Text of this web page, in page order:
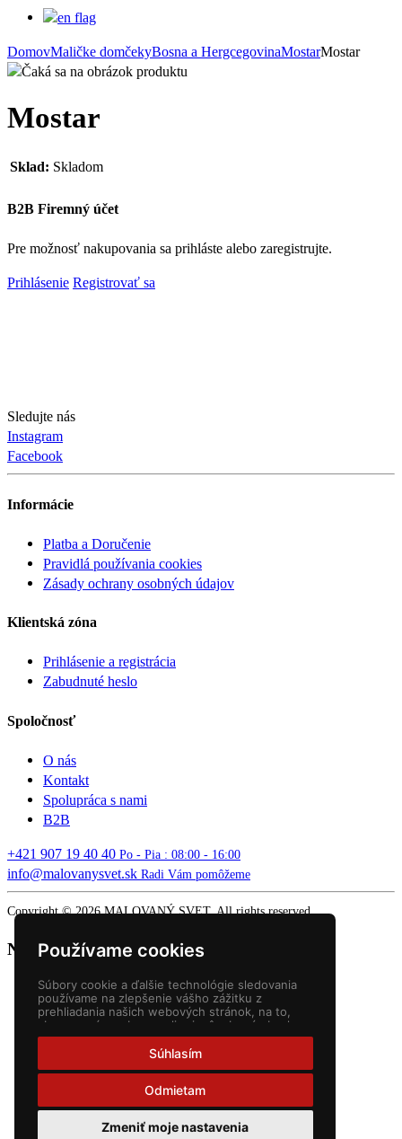
Používame cookies
Súbory cookie a ďalšie technológie sledovania
používame na zlepšenie vášho zážitku z
prehliadania našich webových stránok, na to,
aby sme vám zobrazovali prispôsobený obsah a
cielené reklamy, na analýzu návštevnosti našich
webových stránok a na pochopenie toho, odkiaľ
naši návštevníci prichádzajú.
Súhlasím
Odmietam
Zmeniť moje nastavenia
DomovMaličke domčekyBosna a HergcegovinaMostarMostar
Mostar
Sklad: Skladom
B2B Firemný účet
Pre možnosť nakupovania sa prihláste alebo zaregistrujte.
Prihlásenie Registrovať sa
Sledujte nás
Instagram
Facebook
Informácie
Platba a Doručenie
Pravidlá používania cookies
Zásady ochrany osobných údajov
Klientská zóna
Prihlásenie a registrácia
Zabudnuté heslo
Spoločnosť
O nás
Kontakt
Spolupráca s nami
B2B
+421 907 19 40 40 Po - Pia : 08:00 - 16:00
info@malovanysvet.sk Radi Vám pomôžeme
Copyright © 2026 MALOVANÝ SVET. All rights reserved.
Nákupný košík